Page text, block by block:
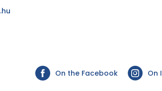
On the Facebook On